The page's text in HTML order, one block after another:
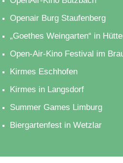
Openair Burg Staufenberg
„Goethes Weingarten“ in
Open-Air-Kino Festival im
Kirmes Eschhofen
Kirmes in Langsdorf
Summer Games Limburg
Biergartenfest in Wetzlar